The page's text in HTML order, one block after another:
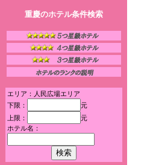
重慶のホテル条件検索
エリア：人民広場エリア
下限：
元
上限：
元
ホテル名：